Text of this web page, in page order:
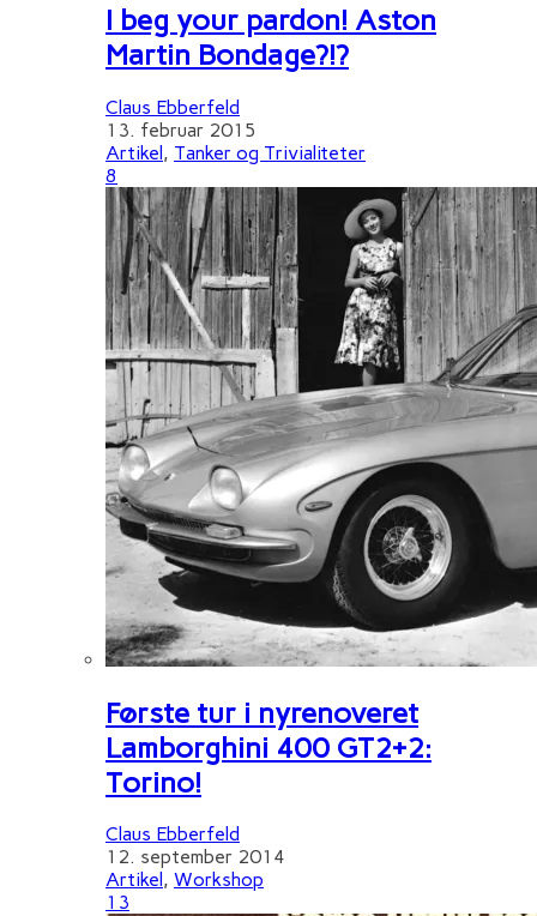
I beg your pardon! Aston
Martin Bondage?!?
Claus Ebberfeld
13. februar 2015
Artikel, Tanker og Trivialiteter
8
Første tur i nyrenoveret
Lamborghini 400 GT2+2:
Torino!
Claus Ebberfeld
12. september 2014
Artikel , Workshop
13